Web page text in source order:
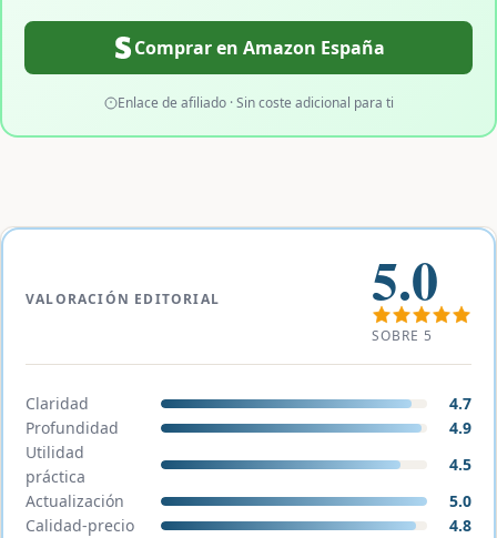
Comprar en Amazon España
Enlace de afiliado · Sin coste adicional para ti
VALORACIÓN EDITORIAL 5.0
SOBRE 5
Claridad
4.7
Profundidad
4.9
Utilidad
práctica
4.5
Actualización
5.0
Calidad-precio
4.8